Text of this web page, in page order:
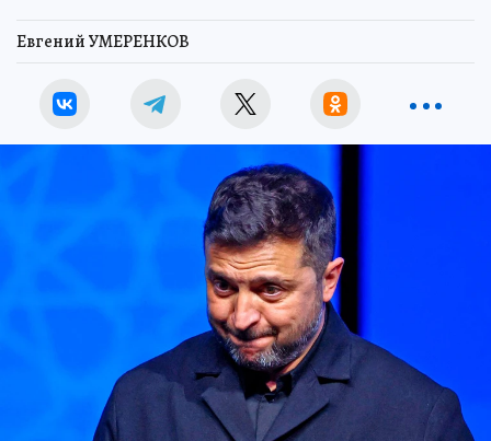
Евгений УМЕРЕНКОВ